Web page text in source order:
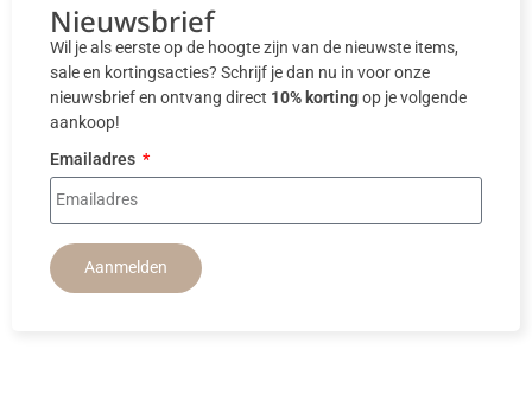
Nieuwsbrief
Wil je als eerste op de hoogte zijn van de nieuwste items,
sale en kortingsacties? Schrijf je dan nu in voor onze
nieuwsbrief en ontvang direct 10% kortingop je volgende
aankoop!
Emailadres
Aanmelden